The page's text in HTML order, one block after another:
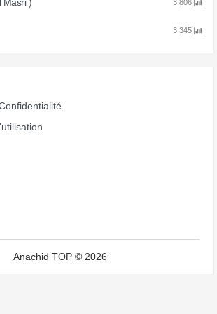
Masri ) 3,806
3,345
Anachid TOP © 2026